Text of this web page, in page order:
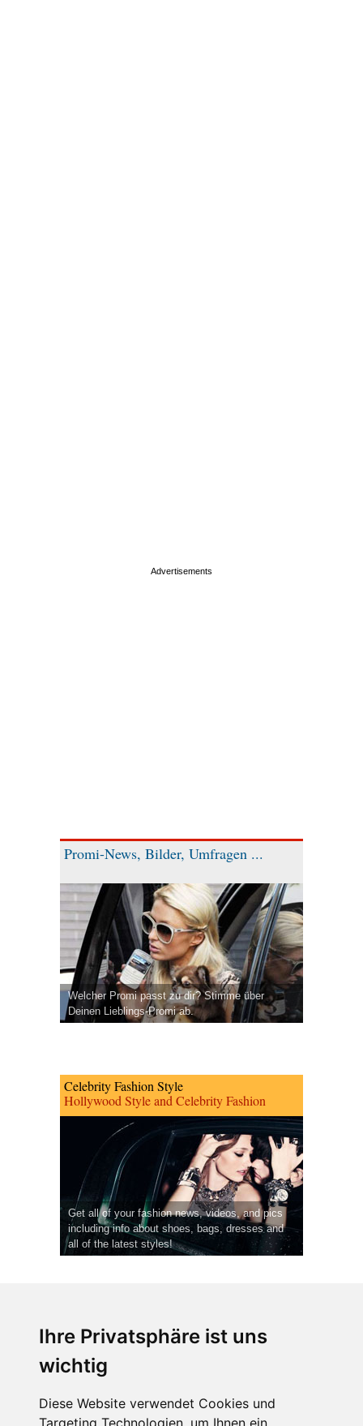
Ihre Privatsphäre ist uns
wichtig
Diese Website verwendet Cookies und
Targeting Technologien, um Ihnen ein
Promi-News, Bilder, Umfragen ...
Welcher Promi passt zu dir? Stimme über
Deinen Lieblings-Promi ab.
Celebrity Fashion Style
Hollywood Style and Celebrity Fashion
Get all of your fashion news, videos, and pics
including info about shoes, bags, dresses and
all of the latest styles!
CPost.org © 2013-2023 The Celebrity Post.
Terms of Use | Privacy|Cookies Policy( Einstellungen ändern )